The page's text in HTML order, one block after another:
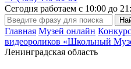
Сегодня работаем с 10:00 до
Главная Музей онлайн
видеороликов «Школьный
Ленинградская область